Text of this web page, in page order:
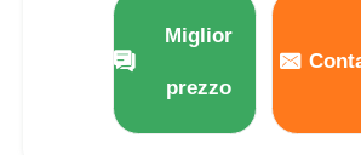
Display LCD TFT
Miglior
prezzo